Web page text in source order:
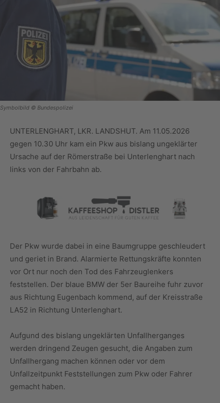
Symbolbild © Bundespolizei
UNTERLENGHART, LKR. LANDSHUT. Am 11.05.2026
gegen 10.30 Uhr kam ein Pkw aus bislang ungeklärter
Ursache auf der Römerstraße bei Unterlenghart nach
links von der Fahrbahn ab.
Der Pkw wurde dabei in eine Baumgruppe geschleudert
und geriet in Brand. Alarmierte Rettungskräfte konnten
vor Ort nur noch den Tod des Fahrzeuglenkers
feststellen. Der blaue BMW der 5er Baureihe fuhr zuvor
aus Richtung Eugenbach kommend, auf der Kreisstraße
LA52 in Richtung Unterlenghart.
Aufgund des bislang ungeklärten Unfallherganges
werden dringend Zeugen gesucht, die Angaben zum
Unfallhergang machen können oder vor dem
Unfallzeitpunkt Feststellungen zum Pkw oder Fahrer
gemacht haben.